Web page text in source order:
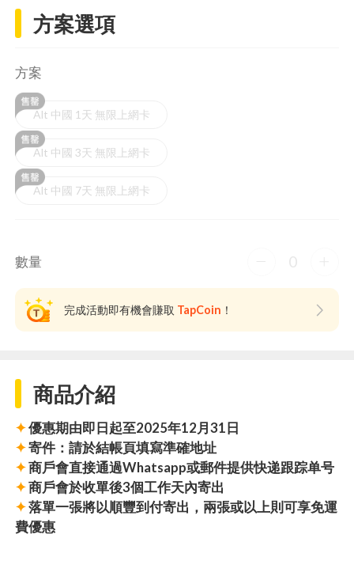
方案選項
方案
Alt 中國 1天 無限上網卡
Alt 中國 3天 無限上網卡
Alt 中國 7天 無限上網卡
數量 0
完成活動即有機會賺取 TapCoin ！
商品介紹
✦優惠期由即日起至2025年12月31日
✦寄件：請於結帳頁填寫準確地址
✦商戶會直接通過Whatsapp或郵件提供快递跟踪单号
✦商戶會於收單後3個工作天內寄出
✦落單一張將以順豐到付寄出，兩張或以上則可享免運
費優惠